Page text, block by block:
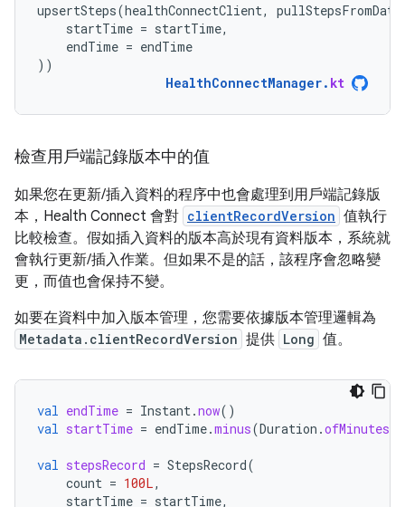
upsertSteps(healthConnectClient,
startTime = startTime,
endTime = endTime
))
HealthConnectManager. kt
檢查用戶端記錄版本中的值
如果您在更新/插入資料的程序中也會處理到用戶端記錄版
本，Health Connect 會對 clientRecordVersion 值執行
比較檢查。假如插入資料的版本高於現有資料版本，系統就
會執行更新/插入作業。但如果不是的話，該程序會忽略變
更，而值也會保持不變。
如要在資料中加入版本管理，您需要依據版本管理邏輯為
Metadata.clientRecordVersion 提供 Long 值。
val endTime = Instant.now()
val startTime = endTime.minus(Duration .ofMinutes
val stepsRecord = StepsRecord(
count = 100L,
startTime = startTime,